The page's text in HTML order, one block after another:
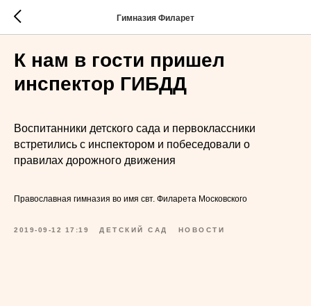
Гимназия Филарет
К нам в гости пришел
инспектор ГИБДД
Воспитанники детского сада и первоклассники
встретились с инспектором и побеседовали о
правилах дорожного движения
Православная гимназия во имя свт. Филарета Московского
2019-09-12 17:19 ДЕТСКИЙ САД НОВОСТИ